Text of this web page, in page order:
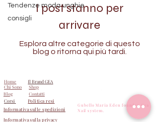
Tendenze moda unghie
consigli
I post stanno per
arrivare
Esplora altre categorie di questo
blog o ritorna qui più tardi.
Home
Il Brand GEA
Chi Sono
Shop
Blog
Contatti
Corsi
Politica resi
Informativa sulle spedizioni
Gubello Maria Eden founder Gea
Nail system.
Informativa sulla privacy